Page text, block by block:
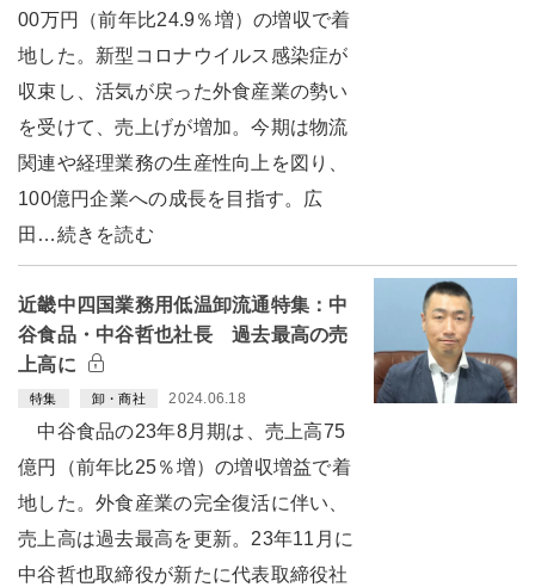
00万円（前年比24.9％増）の増収で着
地した。新型コロナウイルス感染症が
収束し、活気が戻った外食産業の勢い
を受けて、売上げが増加。今期は物流
関連や経理業務の生産性向上を図り、
100億円企業への成長を目指す。広
田…続きを読む
近畿中四国業務用低温卸流通特集：中
谷食品・中谷哲也社長 過去最高の売
上高に
特集 卸・商社 2024.06.18
中谷食品の23年8月期は、売上高75
億円（前年比25％増）の増収増益で着
地した。外食産業の完全復活に伴い、
売上高は過去最高を更新。23年11月に
中谷哲也取締役が新たに代表取締役社